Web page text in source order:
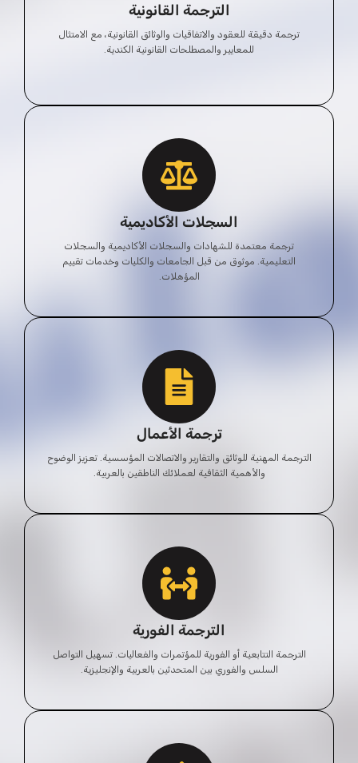
الترجمة القانونية
ترجمة دقيقة للعقود والاتفاقيات والوثائق القانونية، مع الامتثال
للمعايير والمصطلحات القانونية الكندية.
السجلات الأكاديمية
ترجمة معتمدة للشهادات والسجلات الأكاديمية والسجلات
التعليمية. موثوق من قبل الجامعات والكليات وخدمات تقييم
المؤهلات.
ترجمة الأعمال
الترجمة المهنية للوثائق والتقارير والاتصالات المؤسسية. تعزيز الوضوح
والأهمية الثقافية لعملائك الناطقين بالعربية.
الترجمة الفورية
الترجمة التتابعية أو الفورية للمؤتمرات والفعاليات. تسهيل التواصل
السلس والفوري بين المتحدثين بالعربية والإنجليزية.